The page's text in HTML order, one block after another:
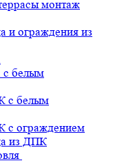
монтаж
и ограждения из
с белым
с белым
с ограждением
из ДПК